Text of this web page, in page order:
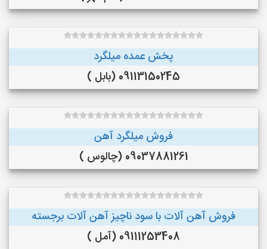
پخش عمده میلگرد
09113150245 (بابل )
فروش میلگرد آهن
09037881261 (چالوس )
فروش آهن آلات با سود ناچیز آهن آلات برجسته
09111253408 (آمل )